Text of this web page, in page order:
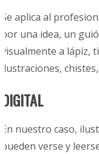
Se aplica al
por una idea, un
visualmente a lápiz,
ilustraciones,
DIGITAL
En nuestro caso,
pueden verse y